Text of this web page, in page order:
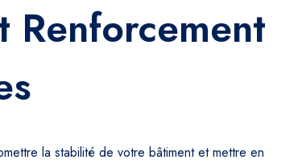
Renforcement
la stabilité de votre bâtiment et mettre en